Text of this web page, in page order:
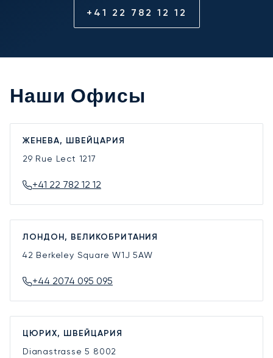
+41 22 782 12 12
Наши Офисы
ЖЕНЕВА, ШВЕЙЦАРИЯ
29 Rue Lect 1217
+41 22 782 12 12
ЛОНДОН, ВЕЛИКОБРИТАНИЯ
42 Berkeley SquareW1J 5AW
+44 2074 095 095
ЦЮРИХ, ШВЕЙЦАРИЯ
Dianastrasse 5 8002